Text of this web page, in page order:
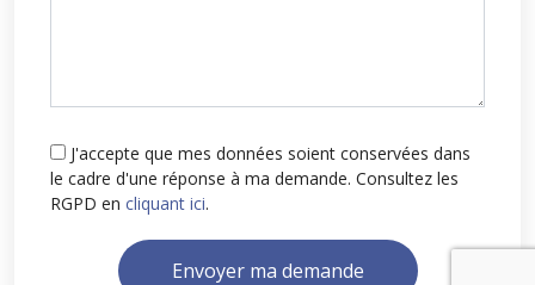
J'accepte que mes données soient conservées dans
le cadre d'une réponse à ma demande. Consultez les
RGPD en cliquant ici.
Envoyer ma demande